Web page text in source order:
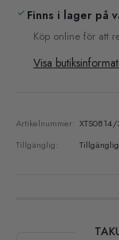
Finns i lager på
Köp online för att
Visa
Artikelnummer: XTS0814/
Tillgänglig:
Tillgänglig